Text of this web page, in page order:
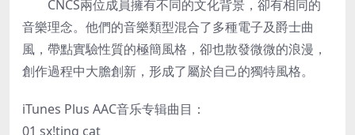
CNCS兩位成員擁有不同的文化背景，卻有相同的
音樂理念。他們的音樂類型混合了多種電子及爵士曲
風，帶點實驗性質的極簡風格，卻也散發微微的浪漫，
創作過程中大膽創新，形成了屬於自己的獨特風格。
iTunes Plus AAC音乐专辑曲目：
01 sx!ting cat